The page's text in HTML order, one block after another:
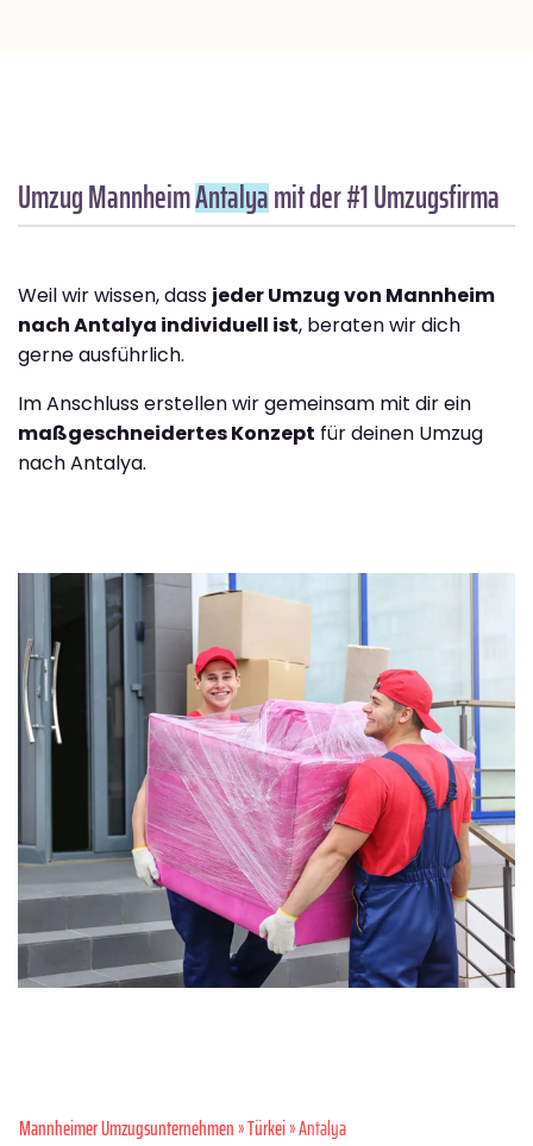
Umzug MannheimAntalyamit der #1 Umzugsfirma
Weil wir wissen, dass jeder Umzug von Mannheim
nach Antalya individuell ist, beraten wir dich
gerne ausführlich.
Im Anschluss erstellen wir gemeinsam mit dir ein
maßgeschneidertes Konzept für deinen Umzug
nach Antalya.
Mannheimer Umzugsunternehmen»Türkei» Antalya